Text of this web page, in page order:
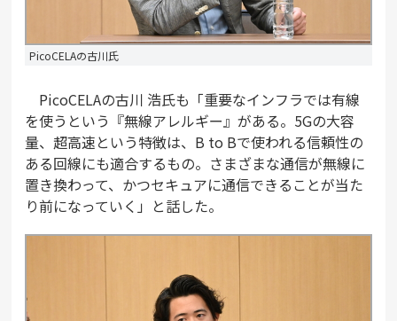
PicoCELAの古川氏
PicoCELAの古川 浩氏も「重要なインフラでは有線
を使うという『無線アレルギー』がある。5Gの大容
量、超高速という特徴は、B to Bで使われる信頼性の
ある回線にも適合するもの。さまざまな通信が無線に
置き換わって、かつセキュアに通信できることが当た
り前になっていく」と話した。